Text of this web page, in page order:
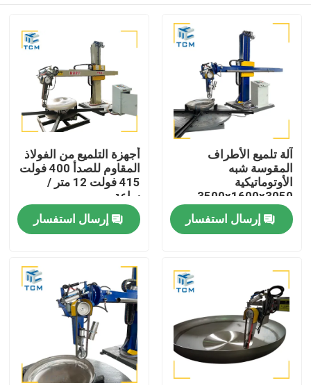
المنتجات
حولنا
جولة في المصنع
آلة تلميع الأطراف
المقوسة شبه
الأوتوماتيكية
2500 كجم بكفاءة 8-12
متر مربع في الساعة
إرسال استفسار
أجهزة التلميع من الفولاذ
المقاوم للصدأ 400 فولت
415 فولت 12 متر /
ساعة
إرسال استفسار